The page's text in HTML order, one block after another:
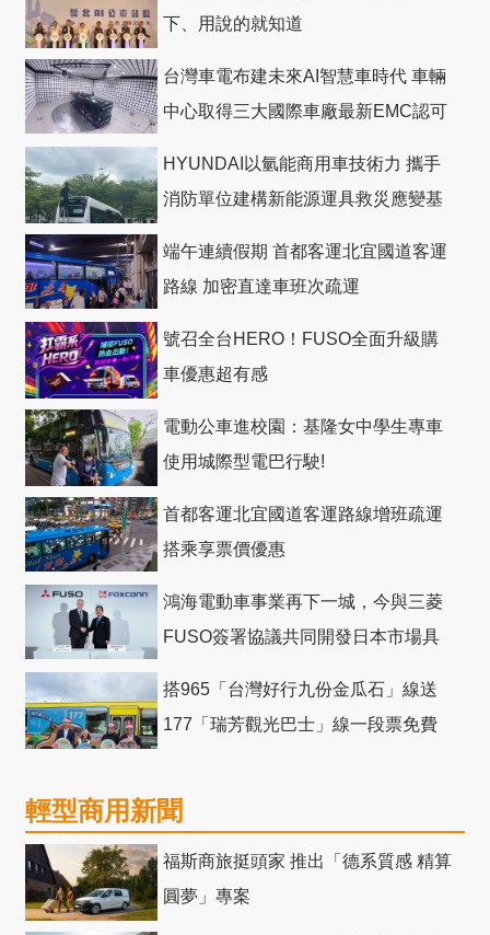
下、用說的就知道
台灣車電布建未來AI智慧車時代 車輛
中心取得三大國際車廠最新EMC認可
HYUNDAI以氫能商用車技術力 攜手
消防單位建構新能源運具救災應變基
端午連續假期 首都客運北宜國道客運
路線 加密直達車班次疏運
號召全台HERO！FUSO全面升級購
車優惠超有感
電動公車進校園：基隆女中學生專車
使用城際型電巴行駛!
首都客運北宜國道客運路線增班疏運
搭乘享票價優惠
鴻海電動車事業再下一城，今與三菱
FUSO簽署協議共同開發日本市場具
搭965「台灣好行九份金瓜石」線送
177「瑞芳觀光巴士」線一段票免費
輕型商用新聞
福斯商旅挺頭家 推出「德系質感 精算
圓夢」專案